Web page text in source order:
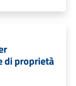
di proprietà